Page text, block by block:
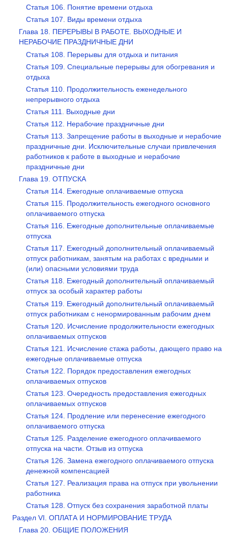
Статья 106. Понятие времени отдыха
Статья 107. Виды времени отдыха
Глава 18. ПЕРЕРЫВЫ В РАБОТЕ. ВЫХОДНЫЕ И
НЕРАБОЧИЕ ПРАЗДНИЧНЫЕ ДНИ
Статья 108. Перерывы для отдыха и питания
Статья 109. Специальные перерывы для обогревания и
отдыха
Статья 110. Продолжительность еженедельного
непрерывного отдыха
Статья 111. Выходные дни
Статья 112. Нерабочие праздничные дни
Статья 113. Запрещение работы в выходные и нерабочие
праздничные дни. Исключительные случаи привлечения
работников к работе в выходные и нерабочие
праздничные дни
Глава 19. ОТПУСКА
Статья 114. Ежегодные оплачиваемые отпуска
Статья 115. Продолжительность ежегодного основного
оплачиваемого отпуска
Статья 116. Ежегодные дополнительные оплачиваемые
отпуска
Статья 117. Ежегодный дополнительный оплачиваемый
отпуск работникам, занятым на работах с вредными и
(или) опасными условиями труда
Статья 118. Ежегодный дополнительный оплачиваемый
отпуск за особый характер работы
Статья 119. Ежегодный дополнительный оплачиваемый
отпуск работникам с ненормированным рабочим днем
Статья 120. Исчисление продолжительности ежегодных
оплачиваемых отпусков
Статья 121. Исчисление стажа работы, дающего право на
ежегодные оплачиваемые отпуска
Статья 122. Порядок предоставления ежегодных
оплачиваемых отпусков
Статья 123. Очередность предоставления ежегодных
оплачиваемых отпусков
Статья 124. Продление или перенесение ежегодного
оплачиваемого отпуска
Статья 125. Разделение ежегодного оплачиваемого
отпуска на части. Отзыв из отпуска
Статья 126. Замена ежегодного оплачиваемого отпуска
денежной компенсацией
Статья 127. Реализация права на отпуск при увольнении
работника
Статья 128. Отпуск без сохранения заработной платы
Раздел VI. ОПЛАТА И НОРМИРОВАНИЕ ТРУДА
Глава 20. ОБЩИЕ ПОЛОЖЕНИЯ